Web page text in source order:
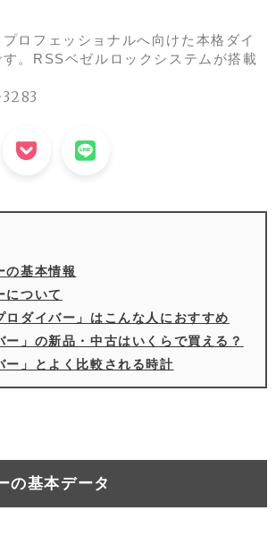
ロフェッショナルへ向けた本格ダイ
。RSSベゼルロックシステムが搭載
3283
の基本情報
について
ロダイバー」はこんな人におすすめ
ー」の新品・中古はいくらで買える？
ー」とよく比較される時計
の基本データ